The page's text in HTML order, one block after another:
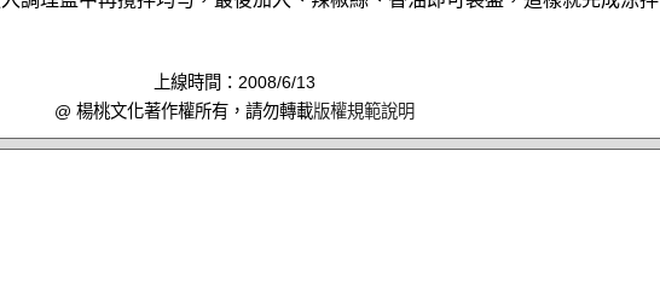
上線時間：2008/6/13
@ 楊桃文化著作權所有，請勿轉載版權規範說明